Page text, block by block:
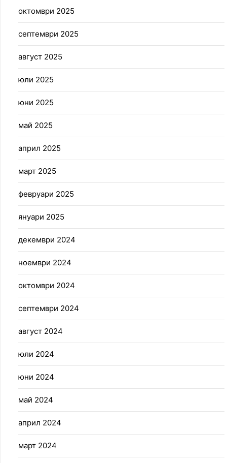
октомври 2025
септември 2025
август 2025
юли 2025
юни 2025
май 2025
април 2025
март 2025
февруари 2025
януари 2025
декември 2024
ноември 2024
октомври 2024
септември 2024
август 2024
юли 2024
юни 2024
май 2024
април 2024
март 2024